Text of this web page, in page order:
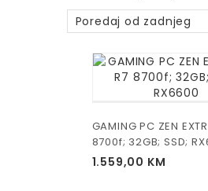
Poredaj od zadnjeg
GAMING PC ZEN
8700f; 32GB; SSD;
1.559,00 KM